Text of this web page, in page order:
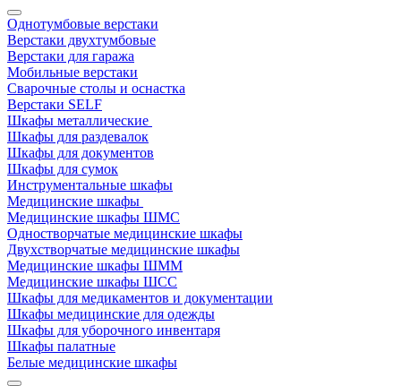
Однотумбовые верстаки
Верстаки двухтумбовые
Верстаки для гаража
Мобильные верстаки
Сварочные столы и оснастка
Верстаки SELF
Шкафы металлические
Шкафы для раздевалок
Шкафы для документов
Шкафы для сумок
Инструментальные шкафы
Медицинские шкафы
Медицинские шкафы ШМС
Одностворчатые медицинские шкафы
Двухстворчатые медицинские шкафы
Медицинские шкафы ШММ
Медицинские шкафы ШСС
Шкафы для медикаментов и документации
Шкафы медицинские для одежды
Шкафы для уборочного инвентаря
Шкафы палатные
Белые медицинские шкафы